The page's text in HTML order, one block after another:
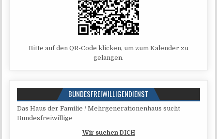
Bit­te auf den QR-Code kli­cken, um zum Kalen­der zu
gelangen.
BUNDESFREIWILLIGENDIENST
Das Haus der Fami­lie / Mehr­ge­ne­ra­tio­nen­haus sucht
Bundesfreiwillige
Wir suchen DICH